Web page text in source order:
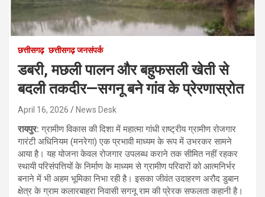
छत्तीसगढ़ छत्तीसगढ़ जनसंपर्क
डबरी, मछली पालन और बहुफसली खेती से
बदली तकदीर—सगनू बने गांव के प्रेरणास्रोत
April 16, 2026 News Desk
रायपुर:ग्रामीण विकास की दिशा में महात्मा गांधी राष्ट्रीय ग्रामीण रोजगार
गारंटी अधिनियम (मनरेगा) एक प्रभावी माध्यम के रूप में उभरकर सामने
आया है। यह योजना केवल रोजगार उपलब्ध कराने तक सीमित नहीं रहकर
स्थायी परिसंपत्तियों के निर्माण के माध्यम से ग्रामीण परिवारों को आत्मनिर्भर
बनाने में भी अहम भूमिका निभा रही है। इसका जीवंत उदाहरण अरौद डुबान
क्षेत्र के ग्राम कलारबाहरा निवासी सगनू राम की प्रेरक सफलता कहानी है।